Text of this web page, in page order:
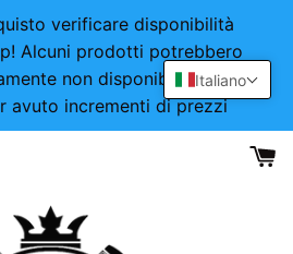
Italiano
verificare disponibilità
Alcuni prodotti potrebbero
non disponibili o alcuni
avuto incrementi di prezzi